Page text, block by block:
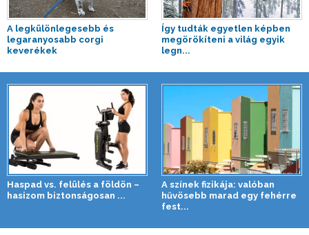
A legkülönlegesebb és
legaranyosabb corgi
keverékek
Így tudták egyetlen képben
megörökíteni a világ egyik
legn...
Haspad vs. felülés a földön –
hasizom biztonságosan ...
A színek fizikája: valóban
hűvösebb marad egy fehérre
fest...